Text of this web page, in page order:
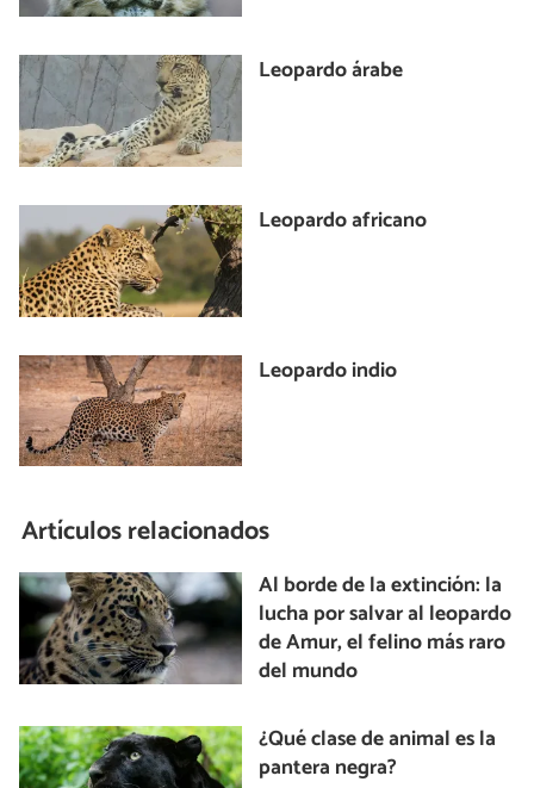
Leopardo árabe
Leopardo africano
Leopardo indio
Artículos relacionados
Al borde de la extinción: la
lucha por salvar al leopardo
de Amur, el felino más raro
del mundo
¿Qué clase de animal es la
pantera negra?